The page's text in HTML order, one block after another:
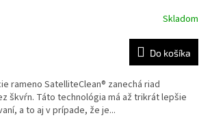
A
R
M
Skladom
Do košíka
rameno SatelliteClean® zanechá riad
škvŕn. Táto technológia má až trikrát lepšie
a to aj v prípade, že je...